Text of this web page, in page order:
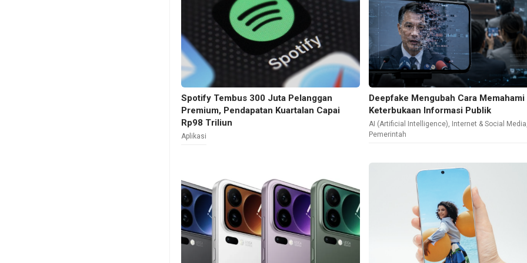
Spotify Tembus 300 Juta Pelanggan
Premium, Pendapatan Kuartalan Capai
Rp98 Triliun
Aplikasi
Deepfake Mengubah Cara Memahami
Keterbukaan Informasi Publik
AI (Artificial Intelligence), Internet & Social Media
Pemerintah